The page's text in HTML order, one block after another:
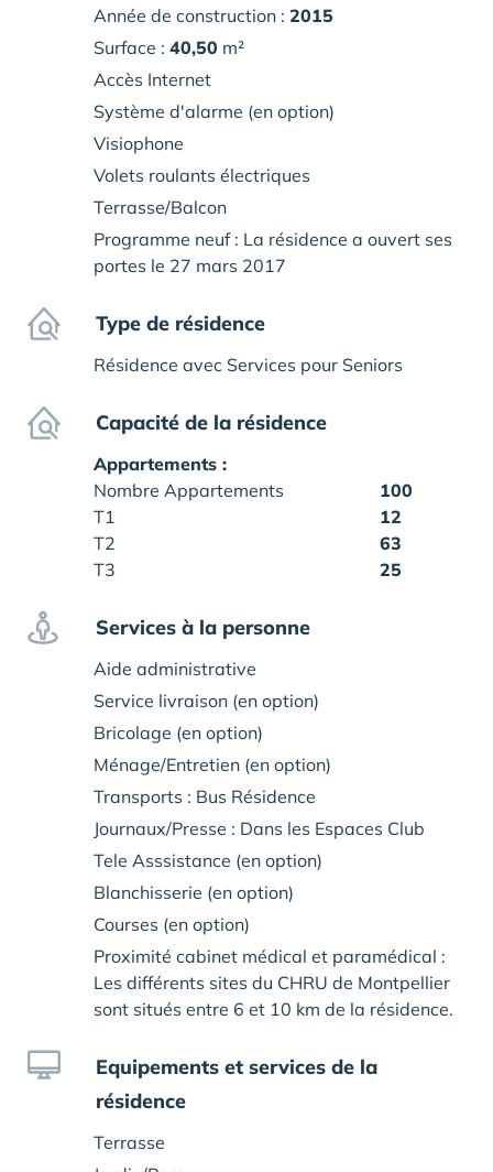
Année de construction : 2015
Surface : 40,50 m²
Accès Internet
Système d'alarme (en option)
Visiophone
Volets roulants électriques
Terrasse/Balcon
Programme neuf : La résidence a ouvert ses
portes le 27 mars 2017
Type de résidence
Résidence avec Services pour Seniors
Capacité de la résidence
Appartements :
Nombre Appartements
100
T1
12
T2
63
T3
25
Services à la personne
Aide administrative
Service livraison (en option)
Bricolage (en option)
Ménage/Entretien (en option)
Transports : Bus Résidence
Journaux/Presse : Dans les Espaces Club
Tele Asssistance (en option)
Blanchisserie (en option)
Courses (en option)
Proximité cabinet médical et paramédical :
Les différents sites du CHRU de Montpellier
sont situés entre 6 et 10 km de la résidence.
Equipements et services de la
résidence
Terrasse